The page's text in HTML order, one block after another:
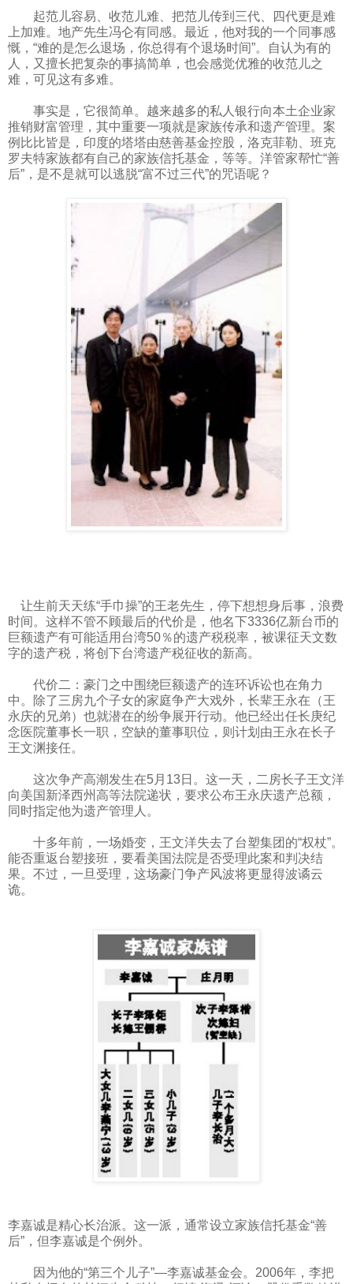
起范儿容易、收范儿难、把范儿传到三代、四代更是难
上加难。地产先生冯仑有同感。最近，他对我的一个同事感
慨，“难的是怎么退场，你总得有个退场时间”。自认为有的
人，又擅长把复杂的事搞简单，也会感觉优雅的收范儿之
难，可见这有多难。
事实是，它很简单。越来越多的私人银行向本土企业家
推销财富管理，其中重要一项就是家族传承和遗产管理。案
例比比皆是，印度的塔塔由慈善基金控股，洛克菲勒、班克
罗夫特家族都有自己的家族信托基金，等等。洋管家帮忙“善
后”，是不是就可以逃脱“富不过三代”的咒语呢？
让生前天天练“手巾操”的王老先生，停下想想身后事，浪费
时间。这样不管不顾最后的代价是，他名下3336亿新台币的
巨额遗产有可能适用台湾50％的遗产税税率，被课征天文数
字的遗产税，将创下台湾遗产税征收的新高。
代价二：豪门之中围绕巨额遗产的连环诉讼也在角力
中。除了三房九个子女的家庭争产大戏外，长辈王永在（王
永庆的兄弟）也就潜在的纷争展开行动。他已经出任长庚纪
念医院董事长一职，空缺的董事职位，则计划由王永在长子
王文渊接任。
这次争产高潮发生在5月13日。这一天，二房长子王文洋
向美国新泽西州高等法院递状，要求公布王永庆遗产总额，
同时指定他为遗产管理人。
十多年前，一场婚变，王文洋失去了台塑集团的“权杖”。
能否重返台塑接班，要看美国法院是否受理此案和判决结
果。不过，一旦受理，这场豪门争产风波将更显得波谲云
诡。
李嘉诚是精心长治派。这一派，通常设立家族信托基金“善
后”，但李嘉诚是个例外。
因为他的“第三个儿子”—李嘉诚基金会。2006年，李把